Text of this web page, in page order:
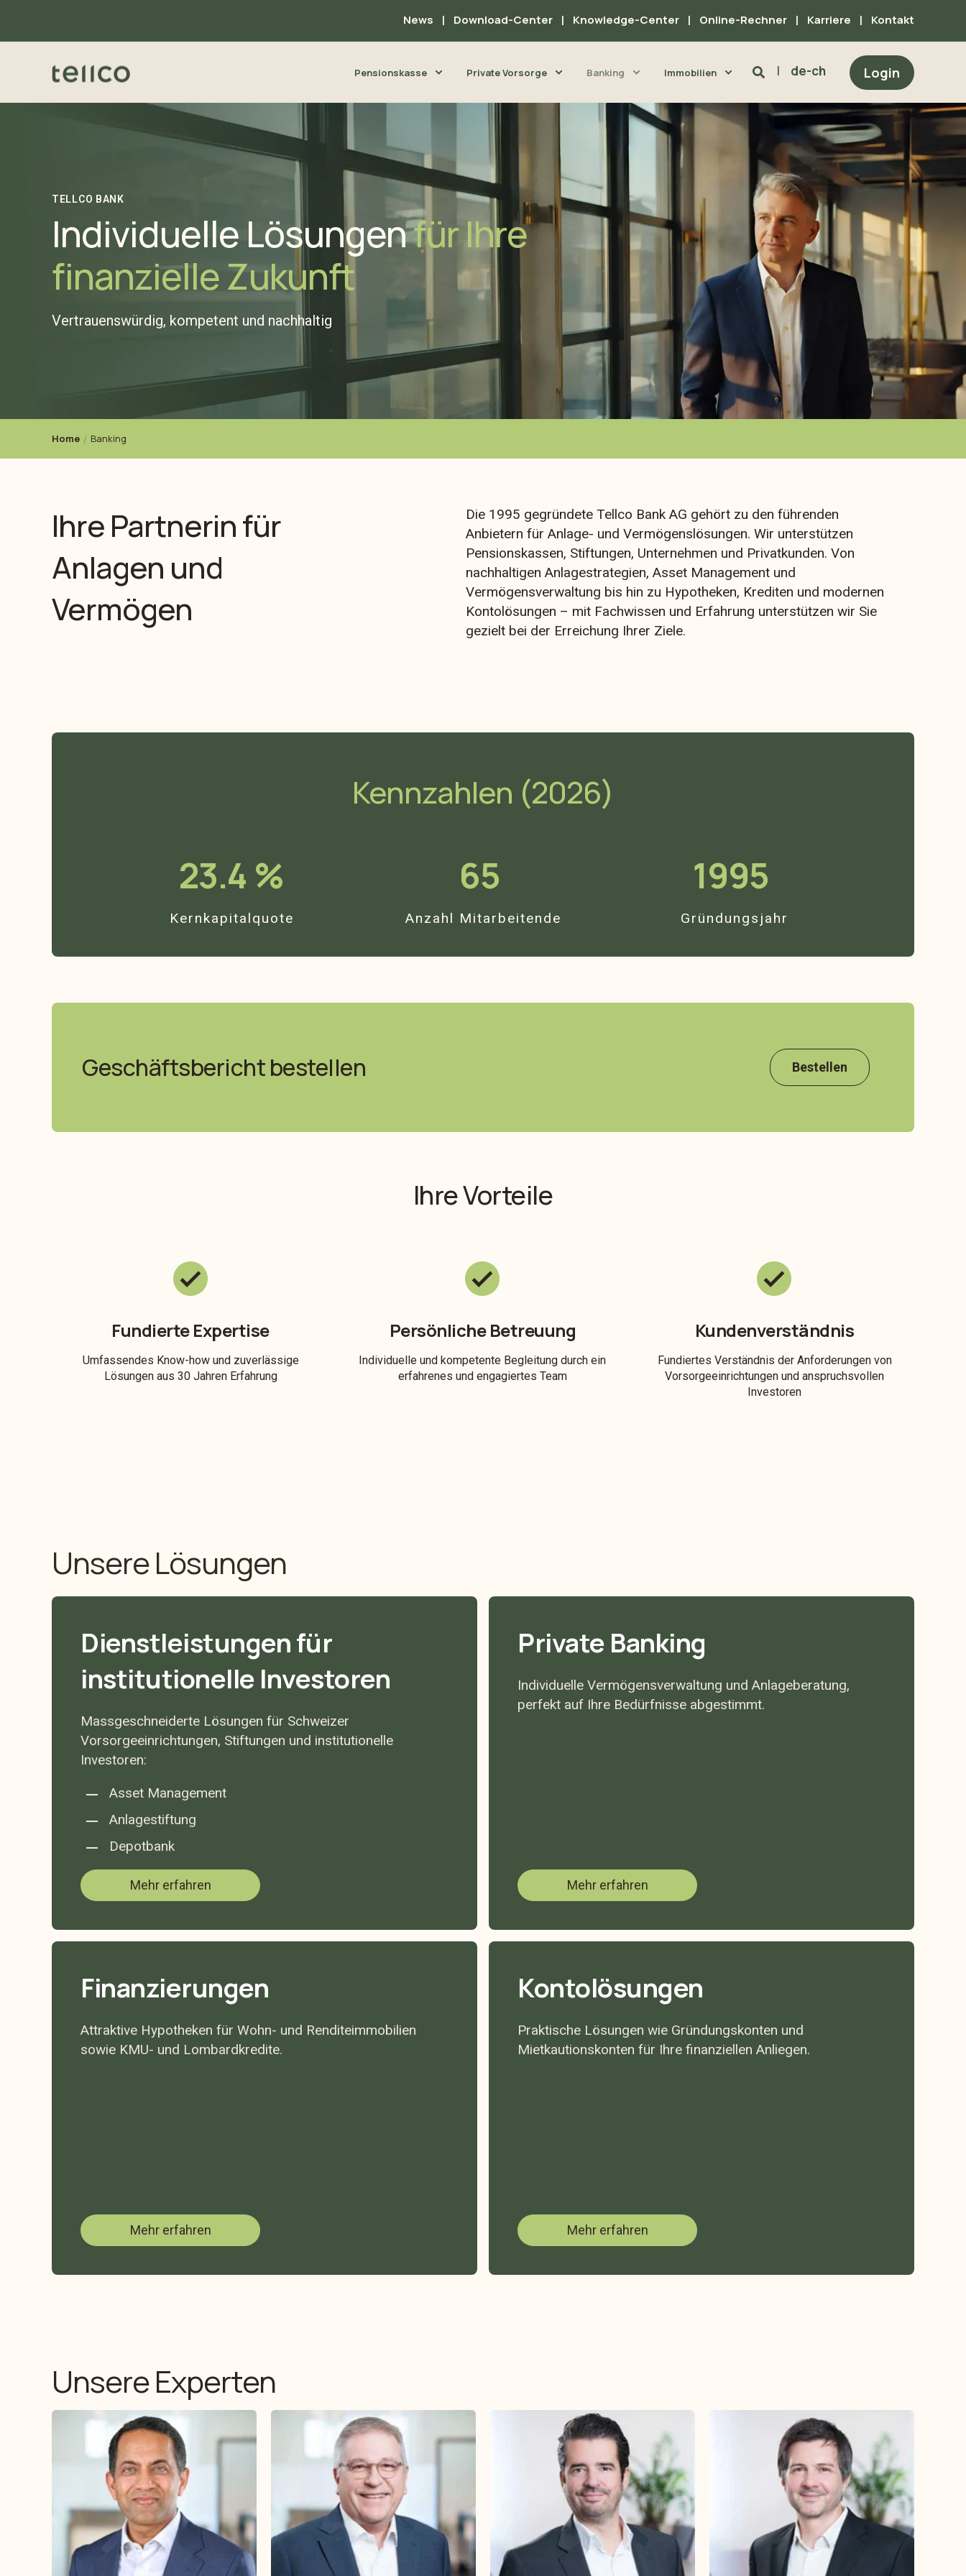
News Download-Center Knowledge-Center Online-Rechner Karriere Kontakt
Pensionskasse Private Vorsorge Banking Immobilien de-ch Login
TELLCO BANK
Individuelle Lösungenfür Ihre
finanzielle Zukunft
Vertrauenswürdig, kompetent und nachhaltig
Home Banking
Ihre Partnerin für
Anlagen und
Vermögen
Die 1995 gegründete Tellco Bank AG gehört zu den führenden
Anbietern für Anlage- und Vermögenslösungen. Wir unterstützen
Pensionskassen, Stiftungen, Unternehmen und Privatkunden. Von
nachhaltigen Anlagestrategien, Asset Management und
Vermögensverwaltung bis hin zu Hypotheken, Krediten und modernen
Kontolösungen – mit Fachwissen und Erfahrung unterstützen wir Sie
gezielt bei der Erreichung Ihrer Ziele.
Kennzahlen (2026)
23.4 %
Kernkapitalquote
65
Anzahl Mitarbeitende
1995
Gründungsjahr
Geschäftsbericht bestellen Bestellen
Ihre Vorteile
Fundierte Expertise
Umfassendes Know-how und zuverlässige
Lösungen aus 30 Jahren Erfahrung
Persönliche Betreuung
Individuelle und kompetente Begleitung durch ein
erfahrenes und engagiertes Team
Kundenverständnis
Fundiertes Verständnis der Anforderungen von
Vorsorgeeinrichtungen und anspruchsvollen
Investoren
Unsere Lösungen
Dienstleistungen für
institutionelle Investoren
Massgeschneiderte Lösungen für Schweizer
Vorsorgeeinrichtungen, Stiftungen und institutionelle
Investoren:
Asset Management
Anlagestiftung
Depotbank
Mehr erfahren
Private Banking
Individuelle Vermögensverwaltung und Anlageberatung,
perfekt auf Ihre Bedürfnisse abgestimmt.
Mehr erfahren
Finanzierungen
Attraktive Hypotheken für Wohn- und Renditeimmobilien
sowie KMU- und Lombardkredite.
Mehr erfahren
Kontolösungen
Praktische Lösungen wie Gründungskonten und
Mietkautionskonten für Ihre finanziellen Anliegen.
Mehr erfahren
Unsere Experten